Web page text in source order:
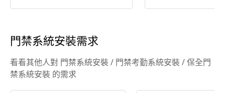
門禁系統安裝需求
看看其他人對 門禁系統安裝 / 門禁考勤系統安裝 / 保全門
禁系統安裝 的需求